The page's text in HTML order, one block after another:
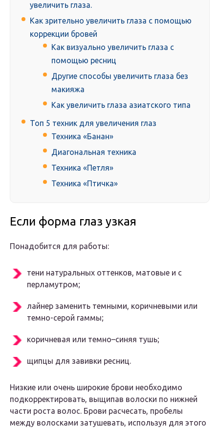
увеличить глаза.
Как зрительно увеличить глаза с помощью
коррекции бровей
Как визуально увеличить глаза с
помощью ресниц
Другие способы увеличить глаза без
макияжа
Как увеличить глаза азиатского типа
Топ 5 техник для увеличения глаз
Техника «Банан»
Диагональная техника
Техника «Петля»
Техника «Птичка»
Если форма глаз узкая
Понадобится для работы:
тени натуральных оттенков, матовые и с
перламутром;
лайнер заменить темными, коричневыми или
темно-серой гаммы;
коричневая или темно–синяя тушь;
щипцы для завивки ресниц.
Низкие или очень широкие брови необходимо
подкорректировать, выщипав волоски по нижней
части роста волос. Брови расчесать, пробелы
между волосками затушевать, используя для этого